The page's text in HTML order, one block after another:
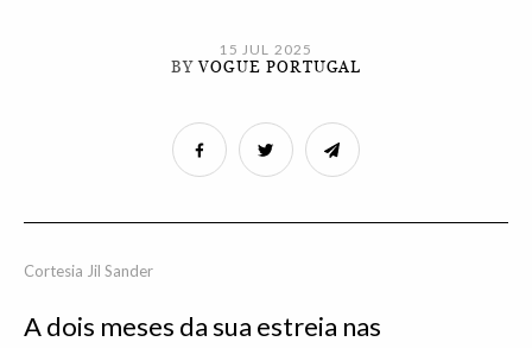
15 JUL 2025
BYVOGUE PORTUGAL
Cortesia Jil Sander
A dois meses da sua estreia nas